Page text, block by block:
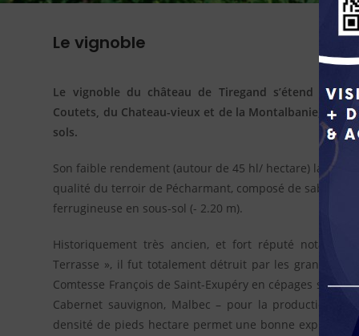
Le vignoble
Le vignoble du château de Tiregand s’étend sur
Coutets, du Chateau-vieux et de la Montalbanie,
sols.
Son faible rendement (autour de 45 hl/ hectare) laisse
qualité du terroir de Pécharmant, composé de sable, de
ferrugineuse en sous-sol (- 2.20 m).
Historiquement très ancien, et fort réputé
Terrasse », il fut totalement détruit par les grandes
Comtesse François de Saint-Exupéry en cépages
Cabernet sauvignon, Malbec – pour la production de
densité de pieds hectare permet une bonne